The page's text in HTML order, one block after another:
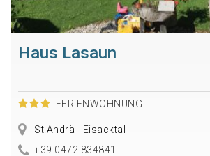
Haus Lasaun
FERIENWOHNUNG
St.Andrä - Eisacktal
+39 0472 834841